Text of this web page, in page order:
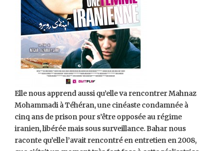
Elle nous apprend aussi qu’elle va rencontrer Mahnaz
Mohammadi à Téhéran, une cinéaste condamnée à
cinq ans de prison pour s’être opposée au régime
iranien, libérée mais sous surveillance. Bahar nous
raconte qu’elle l’avait rencontré en entretien en 2008,